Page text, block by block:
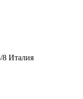
8 Италия